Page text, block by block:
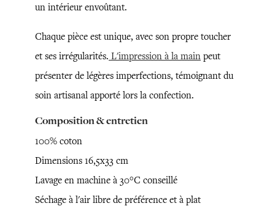
un intérieur envoûtant.
Chaque pièce est unique, avec son propre toucher
et ses irrégularités. L'impression à la main peut
présenter de légères imperfections, témoignant du
soin artisanal apporté lors la confection.
Composition & entretien
100% coton
Dimensions 16,5x33 cm
Lavage en machine à 30°C conseillé
Séchage à l'air libre de préférence et à plat